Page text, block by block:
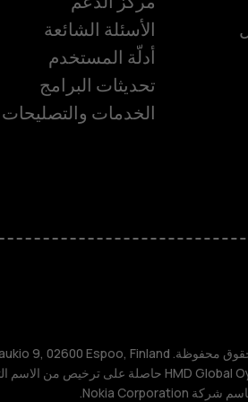
الأسئلة الشائعة
أدلّة المستخدم
تحديثات البرامج
الخدمات والتصليحات